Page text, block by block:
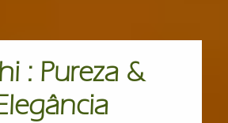
: Pureza &